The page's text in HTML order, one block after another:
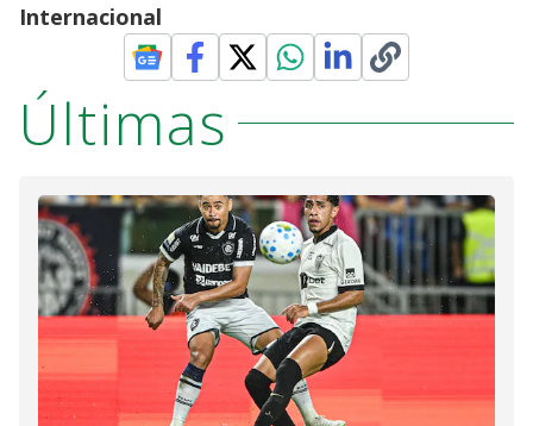
Internacional
Últimas